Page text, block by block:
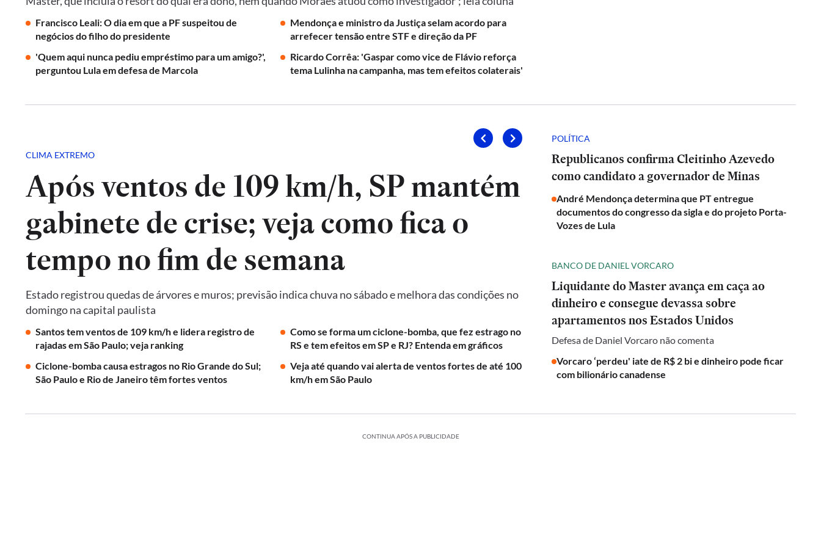
Francisco Leali: O dia em que a PF suspeitou de
negócios do filho do presidente
Mendonça e ministro da Justiça selam acordo para
arrefecer tensão entre STF e direção da PF
'Quem aqui nunca pediu empréstimo para um amigo?',
perguntou Lula em defesa de Marcola
Ricardo Corrêa: 'Gaspar como vice de Flávio reforça
tema Lulinha na campanha, mas tem efeitos colaterais'
CLIMA EXTREMO
Após ventos de 109 km/h, SP mantém
gabinete de crise; veja como fica o
tempo no fim de semana
Estado registrou quedas de árvores e muros; previsão indica chuva no sábado e melhora das condições no
domingo na capital paulista
Santos tem ventos de 109 km/h e lidera registro de
rajadas em São Paulo; veja ranking
Como se forma um ciclone-bomba, que fez estrago no
RS e tem efeitos em SP e RJ? Entenda em gráficos
Ciclone-bomba causa estragos no Rio Grande do Sul;
São Paulo e Rio de Janeiro têm fortes ventos
Veja até quando vai alerta de ventos fortes de até 100
km/h em São Paulo
POLÍTICA
Republicanos confirma Cleitinho Azevedo
como candidato a governador de Minas
André Mendonça determina que PT entregue
documentos do congresso da sigla e do projeto Porta-
Vozes de Lula
BANCO DE DANIEL VORCARO
Liquidante do Master avança em caça ao
dinheiro e consegue devassa sobre
apartamentos nos Estados Unidos
Defesa de Daniel Vorcaro não comenta
Vorcaro ‘perdeu' iate de R$ 2 bi e dinheiro pode ficar
com bilionário canadense
CONTINUA APÓS A PUBLICIDADE